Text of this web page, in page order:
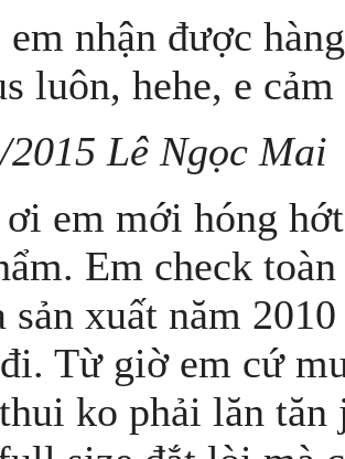
nhận được
luôn, hehe, e
2015 Lê Ngọc Mai
em mới hóng
Em check
sản xuất năm
Từ giờ em cứ
ko phải lăn tăn